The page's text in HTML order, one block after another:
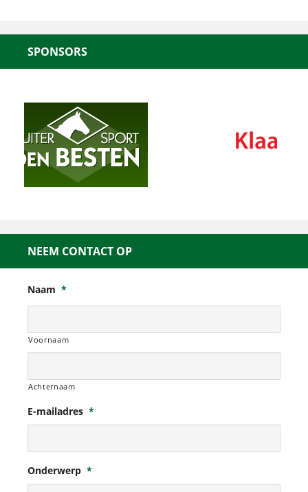
SPONSORS
NEEM CONTACT OP
Naam *
Voornaam
Achternaam
E-mailadres *
Onderwerp *